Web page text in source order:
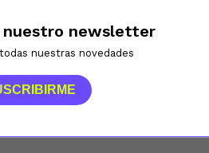
nuestro newsletter
nuestras novedades